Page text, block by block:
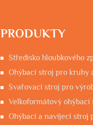
PRODUKTY
Středisko hloubkového
Ohýbací stroj pro kruhy
Svařovací stroj pro
Velkoformátový ohýbací
Ohýbací a navíjecí stroj